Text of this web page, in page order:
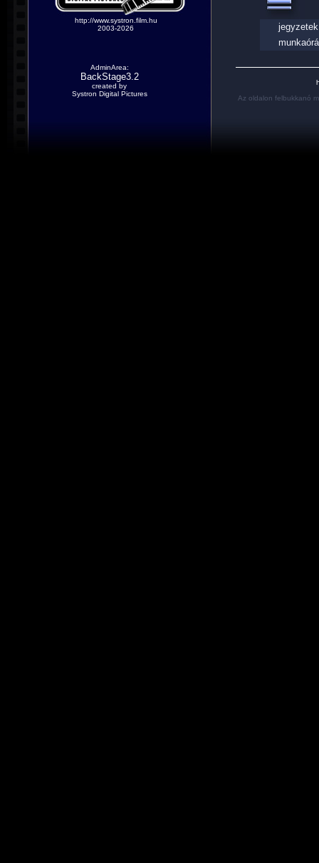
Az oldalon felbukkanó
http://www.systron.film.hu
2003-2026
AdminArea:
BackStage3.2
created by
Systron Digital Pictures